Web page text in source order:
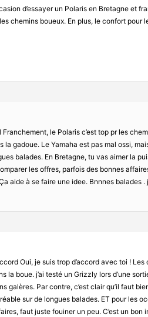
d’essayer un Polaris en Bretagne et
chemins boueux. En plus, le confort pour
le Polaris c’est top pr les
la gadoue. Le Yamaha est pas mal ossi,
balades. En Bretagne, tu vas aimer la
les offres, parfois des bonnes
aide à se faire une idee. Bnnnes balades
Oui, je suis trop d’accord avec toi !
la boue. j’ai testé un Grizzly lors d’une
galères. Par contre, c’est clair qu’il faut
sur de longues balades. ET pour les
faut juste fouiner un peu. C’est un